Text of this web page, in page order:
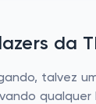
da
talvez